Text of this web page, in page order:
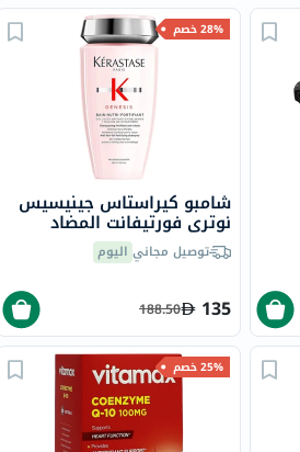
28% خصم
شامبو كيراستاس جينيسيس
نوتري فورتيفانت المضاد
لتساقط الشعر، 250 مل
توصيل مجاني اليوم
135
188.50
25% خصم